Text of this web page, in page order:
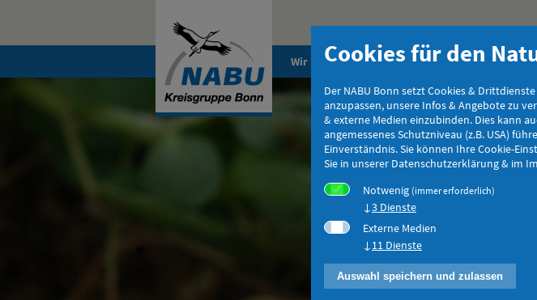
Wir im NABU Tiere & Pflanzen
Cookies für den
Der NABU Bonn setzt Cookies &
anzupassen, unsere Infos & Angebote zu
& externe Medien einzubinden. Dies kann
angemessenes Schutzniveau (z.B. USA)
Einverständnis. Sie können Ihre Cookie-
Sie in unserer Datenschutzerklärung & im
Notwenig (immer erforderlich)
3 Dienste
Externe Medien
11 Dienste
Auswahl speichern und zulassen